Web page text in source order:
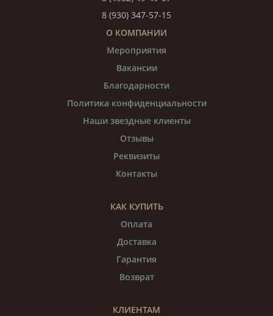
8 (930) 347-57-15
О КОМПАНИИ
Мероприятия
Вакансии
Благодарности
Политика конфиденциальности
Наши звездные клиенты
Отзывы
Реквизиты
Контакты
КАК КУПИТЬ
Оплата
Доставка
Гарантия
Возврат
КЛИЕНТАМ